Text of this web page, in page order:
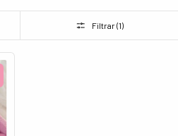
Filtrar (1)